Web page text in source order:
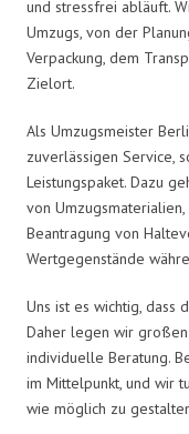
und stressfrei abläuft.
Umzugs, von der
Verpackung, dem
Zielort.
Als Umzugsmeister
zuverlässigen Service,
Leistungspaket. Dazu
von
Beantragung von
Wertgegenstände
Uns ist es wichtig, dass
Daher legen wir
individuelle Beratung.
im Mittelpunkt, und wir
wie möglich zu